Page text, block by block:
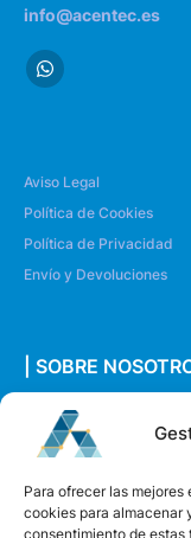
Para ofrecer las
cookies para almacenar
consentimiento de estas
info@acentec.es
Aviso Legal
Política de Cookies
Política de Privacidad
Envío y Devoluciones
| SOBRE
Quiénes somos
Envíanos un mensaje